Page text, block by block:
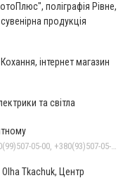
поліграфія Рівне,
продукція
інтернет магазин
та світла
+380(68)507-05-00, +380(99)507-05-00, +380(93)507-05-00
Tkachuk, Центр